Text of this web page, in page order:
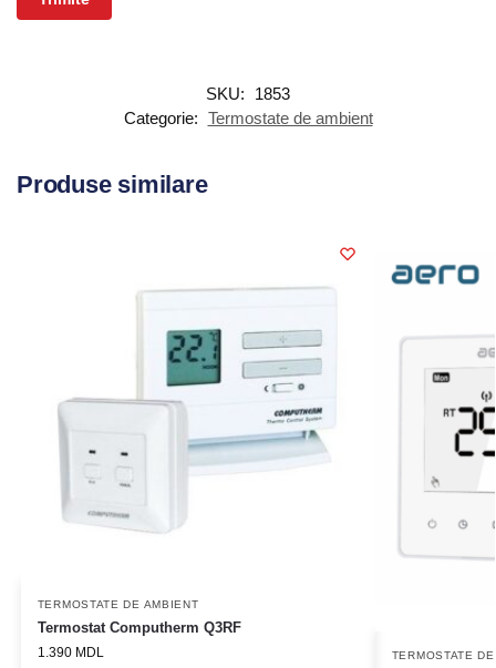
SKU:
1853
Categorie: Termostate de ambient
Produse similare
TERMOSTATE DE AMBIENT
Termostat Computherm Q3RF
1.390 MDL TERMOSTATE